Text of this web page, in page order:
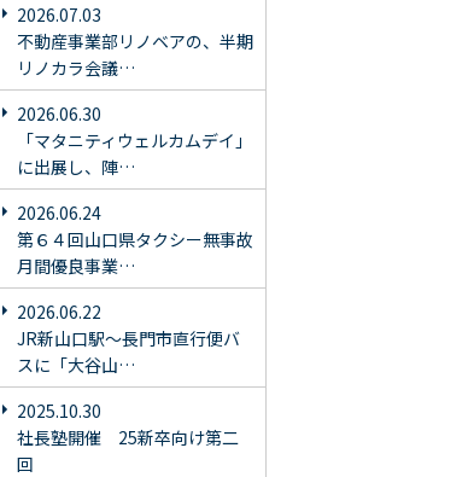
2026.07.03
不動産事業部リノベアの、半期
リノカラ会議…
2026.06.30
「マタニティウェルカムデイ」
に出展し、陣…
2026.06.24
第６４回山口県タクシー無事故
月間優良事業…
2026.06.22
JR新山口駅〜長門市直行便バ
スに「大谷山…
2025.10.30
社長塾開催 25新卒向け第二
回